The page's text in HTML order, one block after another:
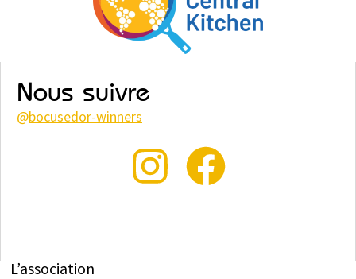
Nous suivre
@bocusedor-winners
L’association